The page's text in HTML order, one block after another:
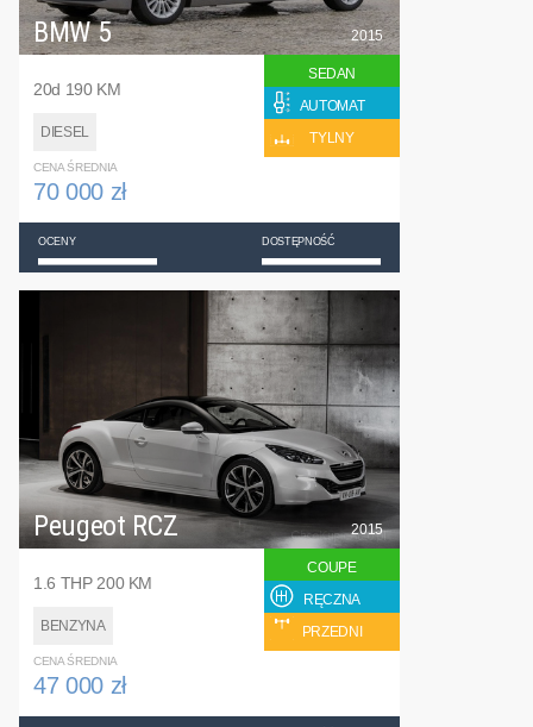
BMW 5
20d 190 KM
DIESEL
2015
SEDAN
AUTOMAT
TYLNY
CENA ŚREDNIA
70 000 zł
OCENY DOSTĘPNOŚĆ
Peugeot RCZ
1.6 THP 200 KM
BENZYNA
2015
COUPE
RĘCZNA
PRZEDNI
CENA ŚREDNIA
47 000 zł